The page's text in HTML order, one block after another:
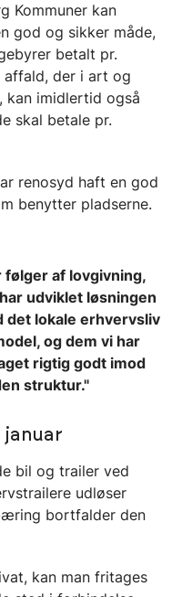
Kommuner kan
god og sikker måde,
betalt pr.
affald, der i art og
imidlertid også
skal betale pr.
renosyd haft en god
benytter pladserne.
af lovgivning,
udviklet løsningen
det lokale erhvervsliv
og dem vi har
rigtig godt imod
struktur."
januar
bil og trailer ved
udløser
bortfalder den
kan man fritages